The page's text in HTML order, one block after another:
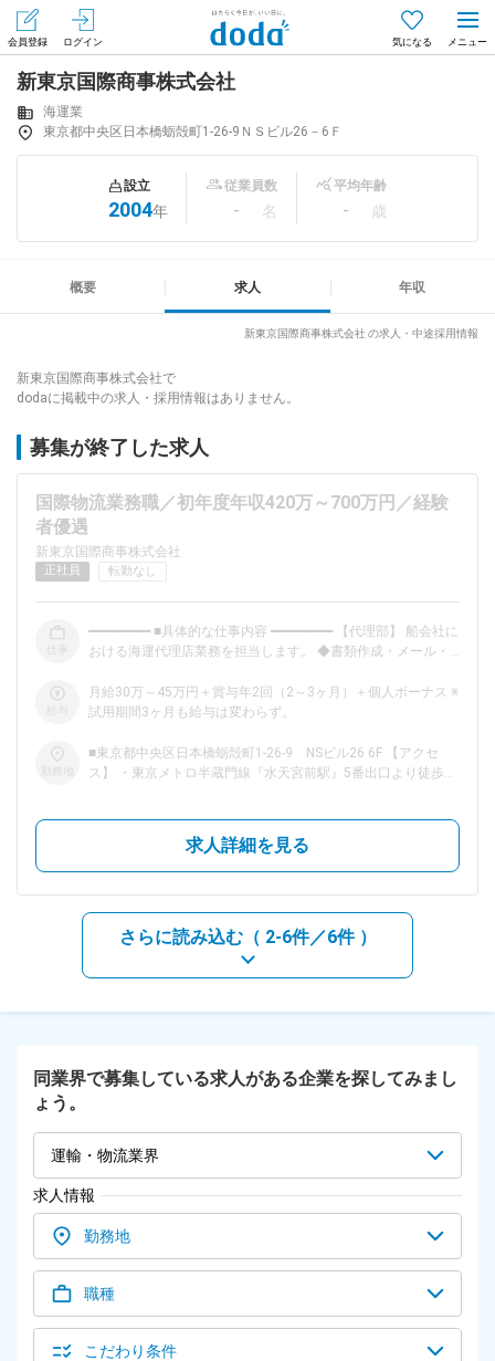
会員登録 ログイン 気になる
会員登録（無料）
はじめてdodaをご利用される方へ
求人を紹介してもらう
専門サイト
dodaチャットサポート
対応時間：10:00～22:00(日曜・年末年始を除く)
自動案内は24時間365日対応
dodaの使い方は？
今の仕事を続けるべき？
ヘルプ サイトマップ
新東京国際商事株式会社
海運業
東京都中央区日本橋蛎殻町1-26-9ＮＳビル26－6Ｆ
設立
2004年
従業員数
- 名
平均年齢
- 歳
概要 求人 年収
新東京国際商事株式会社 の求人・中途採用情報
新東京国際商事株式会社で
dodaに掲載中の求人・採用情報はありません。
募集が終了した求人
国際物流業務職／初年度年収420万～700万円／経験
者優遇
新東京国際商事株式会社
正社員 転勤なし
━━━━━━━━ ■具体的な仕事内容 ━━━━━━━━ 【代理部】 船会社に
おける海運代理店業務を担当します。 ◆書類作成・メール・電
船の運航・入出港・停泊中の安全に関する手続き・手配・打ち
合わせ ◆その他ドキュメンテーション、荷役予定確認、作業の
書を扱いますが、翻訳サイトやAI翻訳も利用しますので、基礎
的な英語の読み書きができれば大丈夫です。 中国語は必須で
関するご要望をヒアリング（TEL・メール・訪問） ・取引先
である商社・貿易会社を担当します。 ▼価格交渉・見積り・
積もりを作成。 ・多種多様な貨物に適した船を探して、最適
な輸送方法を荷主のお客様に提案します。 ▼受注後は他部所
と連携し、配船の手配～貨物の到着まで責任を持って担当しま
んでいただきます。 その後、上司のアシスタントとして業務
知識は一生モノの財産。 知れば知るほど、仕事の面白みは深
まります。 ★経験者の方はやりがいあるポジションを積極的
職場です！ ━━━━━━━━ 残業はほぼありません。 退社後は趣味
や家族と過ごす時間を、エンジョイできます。 上司である女
両立させてきています。
月給30万～45万円＋賞与年2回（2～3ヶ月）＋個人ボーナス ※
試用期間3ヶ月も給与は変わらず。
■東京都中央区日本橋蛎殻町1-26-9 NSビル26 6F 【アクセ
ス】 ・東京メトロ半蔵門線『水天宮前駅』5番出口より徒歩3
求人詳細を見る
さらに読み込む（ 2-6件／6件 ）
同業界で募集している求人がある企業を探してみまし
ょう。
運輸・物流業界
求人情報
勤務地
職種
こだわり条件